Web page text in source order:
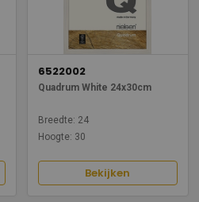
6522002
Quadrum White 24x30cm
Breedte: 24
Hoogte: 30
Bekijken